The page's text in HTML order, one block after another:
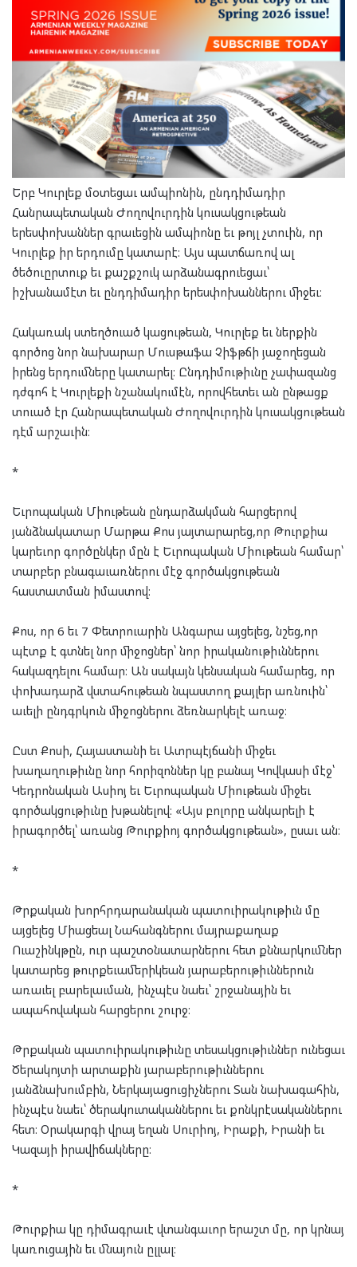
Երբ Կուրլեք մօտեցաւ ամպիոնին, ընդդիմադիր
Հանրապետական Ժողովուրդին կուսակցութեան
երեսփոխաններ գրաւեցին ամպիոնը եւ թոյլ չտուին, որ
Կուրլեք իր երդումը կատարէ։ Այս պատճառով ալ
ծեծուըրտուք եւ քաշքշուկ արձանագրուեցաւ՝
իշխանամէտ եւ ընդդիմադիր երեսփոխաններու միջեւ։
Հակառակ ստեղծուած կացութեան, Կուրլեք եւ ներքին
գործոց նոր նախարար Մուսթաֆա Չիֆթճի յաջողեցան
իրենց երդումները կատարել։ Ընդդիմութիւնը չափազանց
դժգոհ է Կուրլեքի նշանակումէն, որովհետեւ ան ընթացք
տուած էր Հանրապետական Ժողովուրդին կուսակցութեան
դէմ արշաւին։
*
Եւրոպական Միութեան ընդարձակման հարցերով
յանձնակատար Մարթա Քոս յայտարարեց,որ Թուրքիա
կարեւոր գործընկեր մըն է Եւրոպական Միութեան համար՝
տարբեր բնագաւառներու մէջ գործակցութեան
հաստատման իմաստով։
Քոս, որ 6 եւ 7 Փետրուարին Անգարա այցելեց, նշեց,որ
պէտք է գտնել նոր միջոցներ՝ նոր իրականութիւններու
հակազդելու համար։ Ան սակայն կենսական համարեց, որ
փոխադարձ վստահութեան նպաստող քայլեր առնուին՝
աւելի ընդգրկուն միջոցներու ձեռնարկելէ առաջ։
Ըստ Քոսի, Հայաստանի եւ Ատրպէյճանի միջեւ
խաղաղութիւնը նոր հորիզոններ կը բանայ Կովկասի մէջ՝
Կեդրոնական Ասիոյ եւ Եւրոպական Միութեան միջեւ
գործակցութիւնը խթանելով։ «Այս բոլորը անկարելի է
իրագործել՝ առանց Թուրքիոյ գործակցութեան», ըսաւ ան։
*
Թրքական խորհրդարանական պատուիրակութիւն մը
այցելեց Միացեալ Նահանգներու մայրաքաղաք
Ուաշինկթըն, ուր պաշտօնատարներու հետ քննարկումներ
կատարեց թուրքեւամերիկեան յարաբերութիւններուն
առաւել բարելաւման, ինչպէս նաեւ՝ շրջանային եւ
ապահովական հարցերու շուրջ։
Թրքական պատուիրակութիւնը տեսակցութիւններ ունեցաւ
Ծերակոյտի արտաքին յարաբերութիւններու
յանձնախումբին, Ներկայացուցիչներու Տան նախագահին,
ինչպէս նաեւ՝ ծերակուտականներու եւ քոնկրէսականներու
հետ։ Օրակարգի վրայ եղան Սուրիոյ, Իրաքի, Իրանի եւ
Կազայի իրավիճակները։
*
Թուրքիա կը դիմագրաւէ վտանգաւոր երաշտ մը, որ կրնայ
կառուցային եւ մնայուն ըլլալ։